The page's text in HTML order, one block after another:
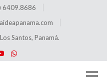
6409.8686
Santos, Panamá.